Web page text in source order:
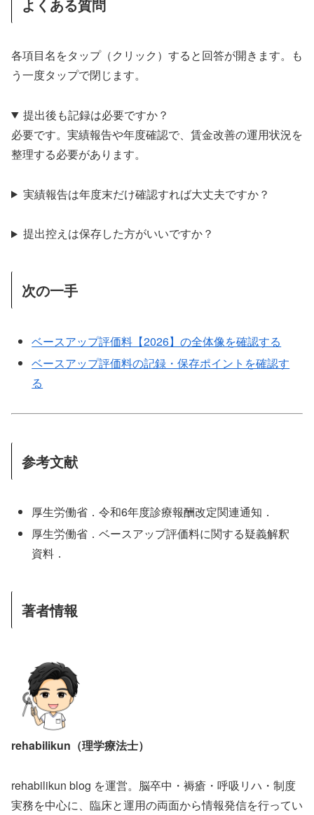
よくある質問
各項目名をタップ（クリック）すると回答が開きます。も
う一度タップで閉じます。
提出後も記録は必要ですか？
必要です。実績報告や年度確認で、賃金改善の運用状況を
整理する必要があります。
実績報告は年度末だけ確認すれば大丈夫ですか？
提出控えは保存した方がいいですか？
次の一手
ベースアップ評価料【2026】の全体像を確認する
ベースアップ評価料の記録・保存ポイントを確認す
る
参考文献
厚生労働省．令和6年度診療報酬改定関連通知．
厚生労働省．ベースアップ評価料に関する疑義解釈
資料．
著者情報
rehabilikun（理学療法士）
rehabilikun blog を運営。脳卒中・褥瘡・呼吸リハ・制度
実務を中心に、臨床と運用の両面から情報発信を行ってい